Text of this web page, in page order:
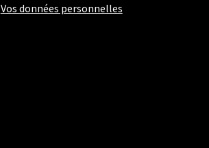
Vos données personnelles